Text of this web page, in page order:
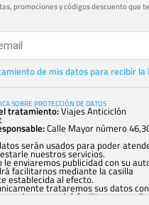
promociones y códigos descuento que
de mis datos para recibir
SOBRE PROTECCIÓN DE DATOS
tratamiento:Viajes Anticiclón
Calle Mayor número
serán usados para poder
nuestros servicios.
le enviaremos publicidad con su
facilitarnos mediante la casilla
establecida al efecto.
trataremos sus datos
previo, que podrá facilitarnos